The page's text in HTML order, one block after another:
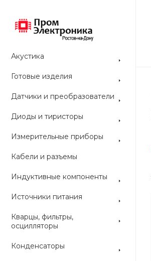
Акустика
Готовые изделия
Датчики и преобразователи
Диоды и тиристоры
Измерительные приборы
Кабели и разъемы
Индуктивные компоненты
Источники питания
Кварцы, фильтры,
осцилляторы
Конденсаторы